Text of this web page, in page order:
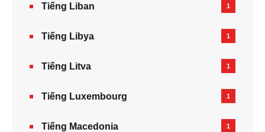
Tiếng Liban 1
Tiếng Libya 1
Tiếng Litva 1
Tiếng Luxembourg 1
Tiếng Macedonia 1